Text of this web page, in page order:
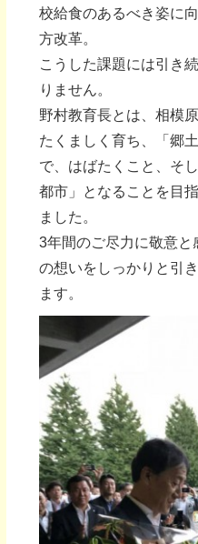
校給食のあるべき姿に
方改革。
こうした課題には引き
りません。
野村教育長とは、相模
たくましく育ち、「郷
で、はばたくこと、そ
都市」となることを目
ました。
3年間のご尽力に敬意
の想いをしっかりと引
ます。